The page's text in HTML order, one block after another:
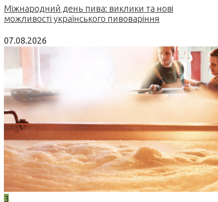
Міжнародний день пива: виклики та нові
можливості українського пивоваріння
07.08.2026
3